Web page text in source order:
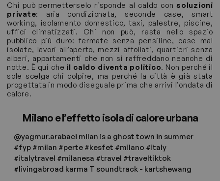
Chi può permetterselo risponde al caldo consoluzioni
private: aria condizionata, seconde case, smart
working, isolamento domestico, taxi, palestre, piscine,
uffici climatizzati. Chi non può, resta nello spazio
pubblico più duro: fermate senza pensiline, case mal
isolate, lavori all’aperto, mezzi affollati, quartieri senza
alberi, appartamenti che non si raffreddano neanche di
notte. È qui che il caldo diventa politico. Non perché il
sole scelga chi colpire, ma perché la città è già stata
progettata in modo diseguale prima che arrivi l’ondata di
calore.
Milano e l’effetto isola di calore urbana
@yagmur.arabaci milan is a ghost town in summer
#fyp #milan #perte #kesfet #milano #italy
#italytravel #milanesa #travel #traveltiktok
#livingabroad karma T soundtrack - kartshewang